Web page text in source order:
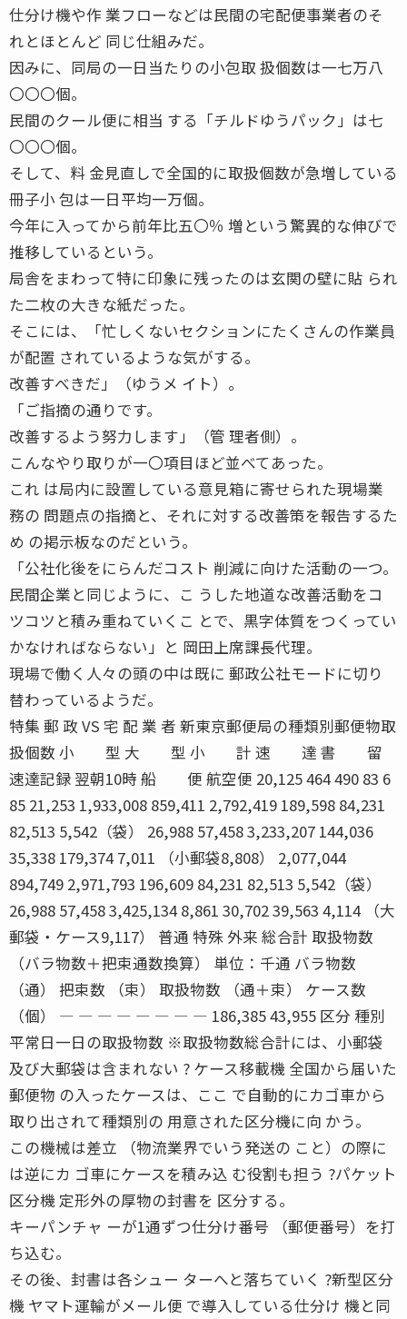
仕分け機や作 業フローなどは民間の宅配便事業者のそ
れとほとんど 同じ仕組みだ。
因みに、同局の一日当たりの小包取 扱個数は一七万八
〇〇〇個。
民間のクール便に相当 する「チルドゆうパック」は七
〇〇〇個。
そして、料 金見直しで全国的に取扱個数が急増している
冊子小 包は一日平均一万個。
今年に入ってから前年比五〇％ 増という驚異的な伸びで
推移しているという。
局舎をまわって特に印象に残ったのは玄関の壁に貼 られ
た二枚の大きな紙だった。
そこには、「忙しくないセクションにたくさんの作業員
が配置 されているような気がする。
改善すべきだ」（ゆうメ イト）。
「ご指摘の通りです。
改善するよう努力します」（管 理者側）。
こんなやり取りが一〇項目ほど並べてあった。
これ は局内に設置している意見箱に寄せられた現場業
務の 問題点の指摘と、それに対する改善策を報告するた
め の掲示板なのだという。
「公社化後をにらんだコスト 削減に向けた活動の一つ。
民間企業と同じように、こ うした地道な改善活動をコ
ツコツと積み重ねていくこ とで、黒字体質をつくってい
かなければならない」と 岡田上席課長代理。
現場で働く人々の頭の中は既に 郵政公社モードに切り
替わっているようだ。
特集 郵 政 VS 宅 配 業 者 新東京郵便局の種類別郵便物取
扱個数 小 型 大 型 小 計 速 達 書 留
速達記録 翌朝10時 船 便 航空便 20,125 464 490 83 6
85 21,253 1,933,008 859,411 2,792,419 189,598 84,231
82,513 5,542（袋） 26,988 57,458 3,233,207 144,036
35,338 179,374 7,011 （小郵袋8,808） 2,077,044
894,749 2,971,793 196,609 84,231 82,513 5,542（袋）
26,988 57,458 3,425,134 8,861 30,702 39,563 4,114 （大
郵袋・ケース9,117） 普通 特殊 外来 総合計 取扱物数
（バラ物数＋把束通数換算） 単位：千通 バラ物数
（通） 把束数 （束） 取扱物数 （通＋束） ケース数
（個） ― ― ― ― ― ― ― ― 186,385 43,955 区分 種別
平常日一日の取扱物数 ※取扱物数総合計には、小郵袋
及び大郵袋は含まれない ? ケース移載機 全国から届いた
郵便物 の入ったケースは、ここ で自動的にカゴ車から
取り出されて種類別の 用意された区分機に向 かう。
この機械は差立 （物流業界でいう発送の こと）の際に
は逆にカ ゴ車にケースを積み込 む役割も担う ?パケット
区分機 定形外の厚物の封書を 区分する。
キーパンチャ ーが1通ずつ仕分け番号 （郵便番号）を打
ち込む。
その後、封書は各シュー ターへと落ちていく ?新型区分
機 ヤマト運輸がメール便 で導入している仕分け 機と同